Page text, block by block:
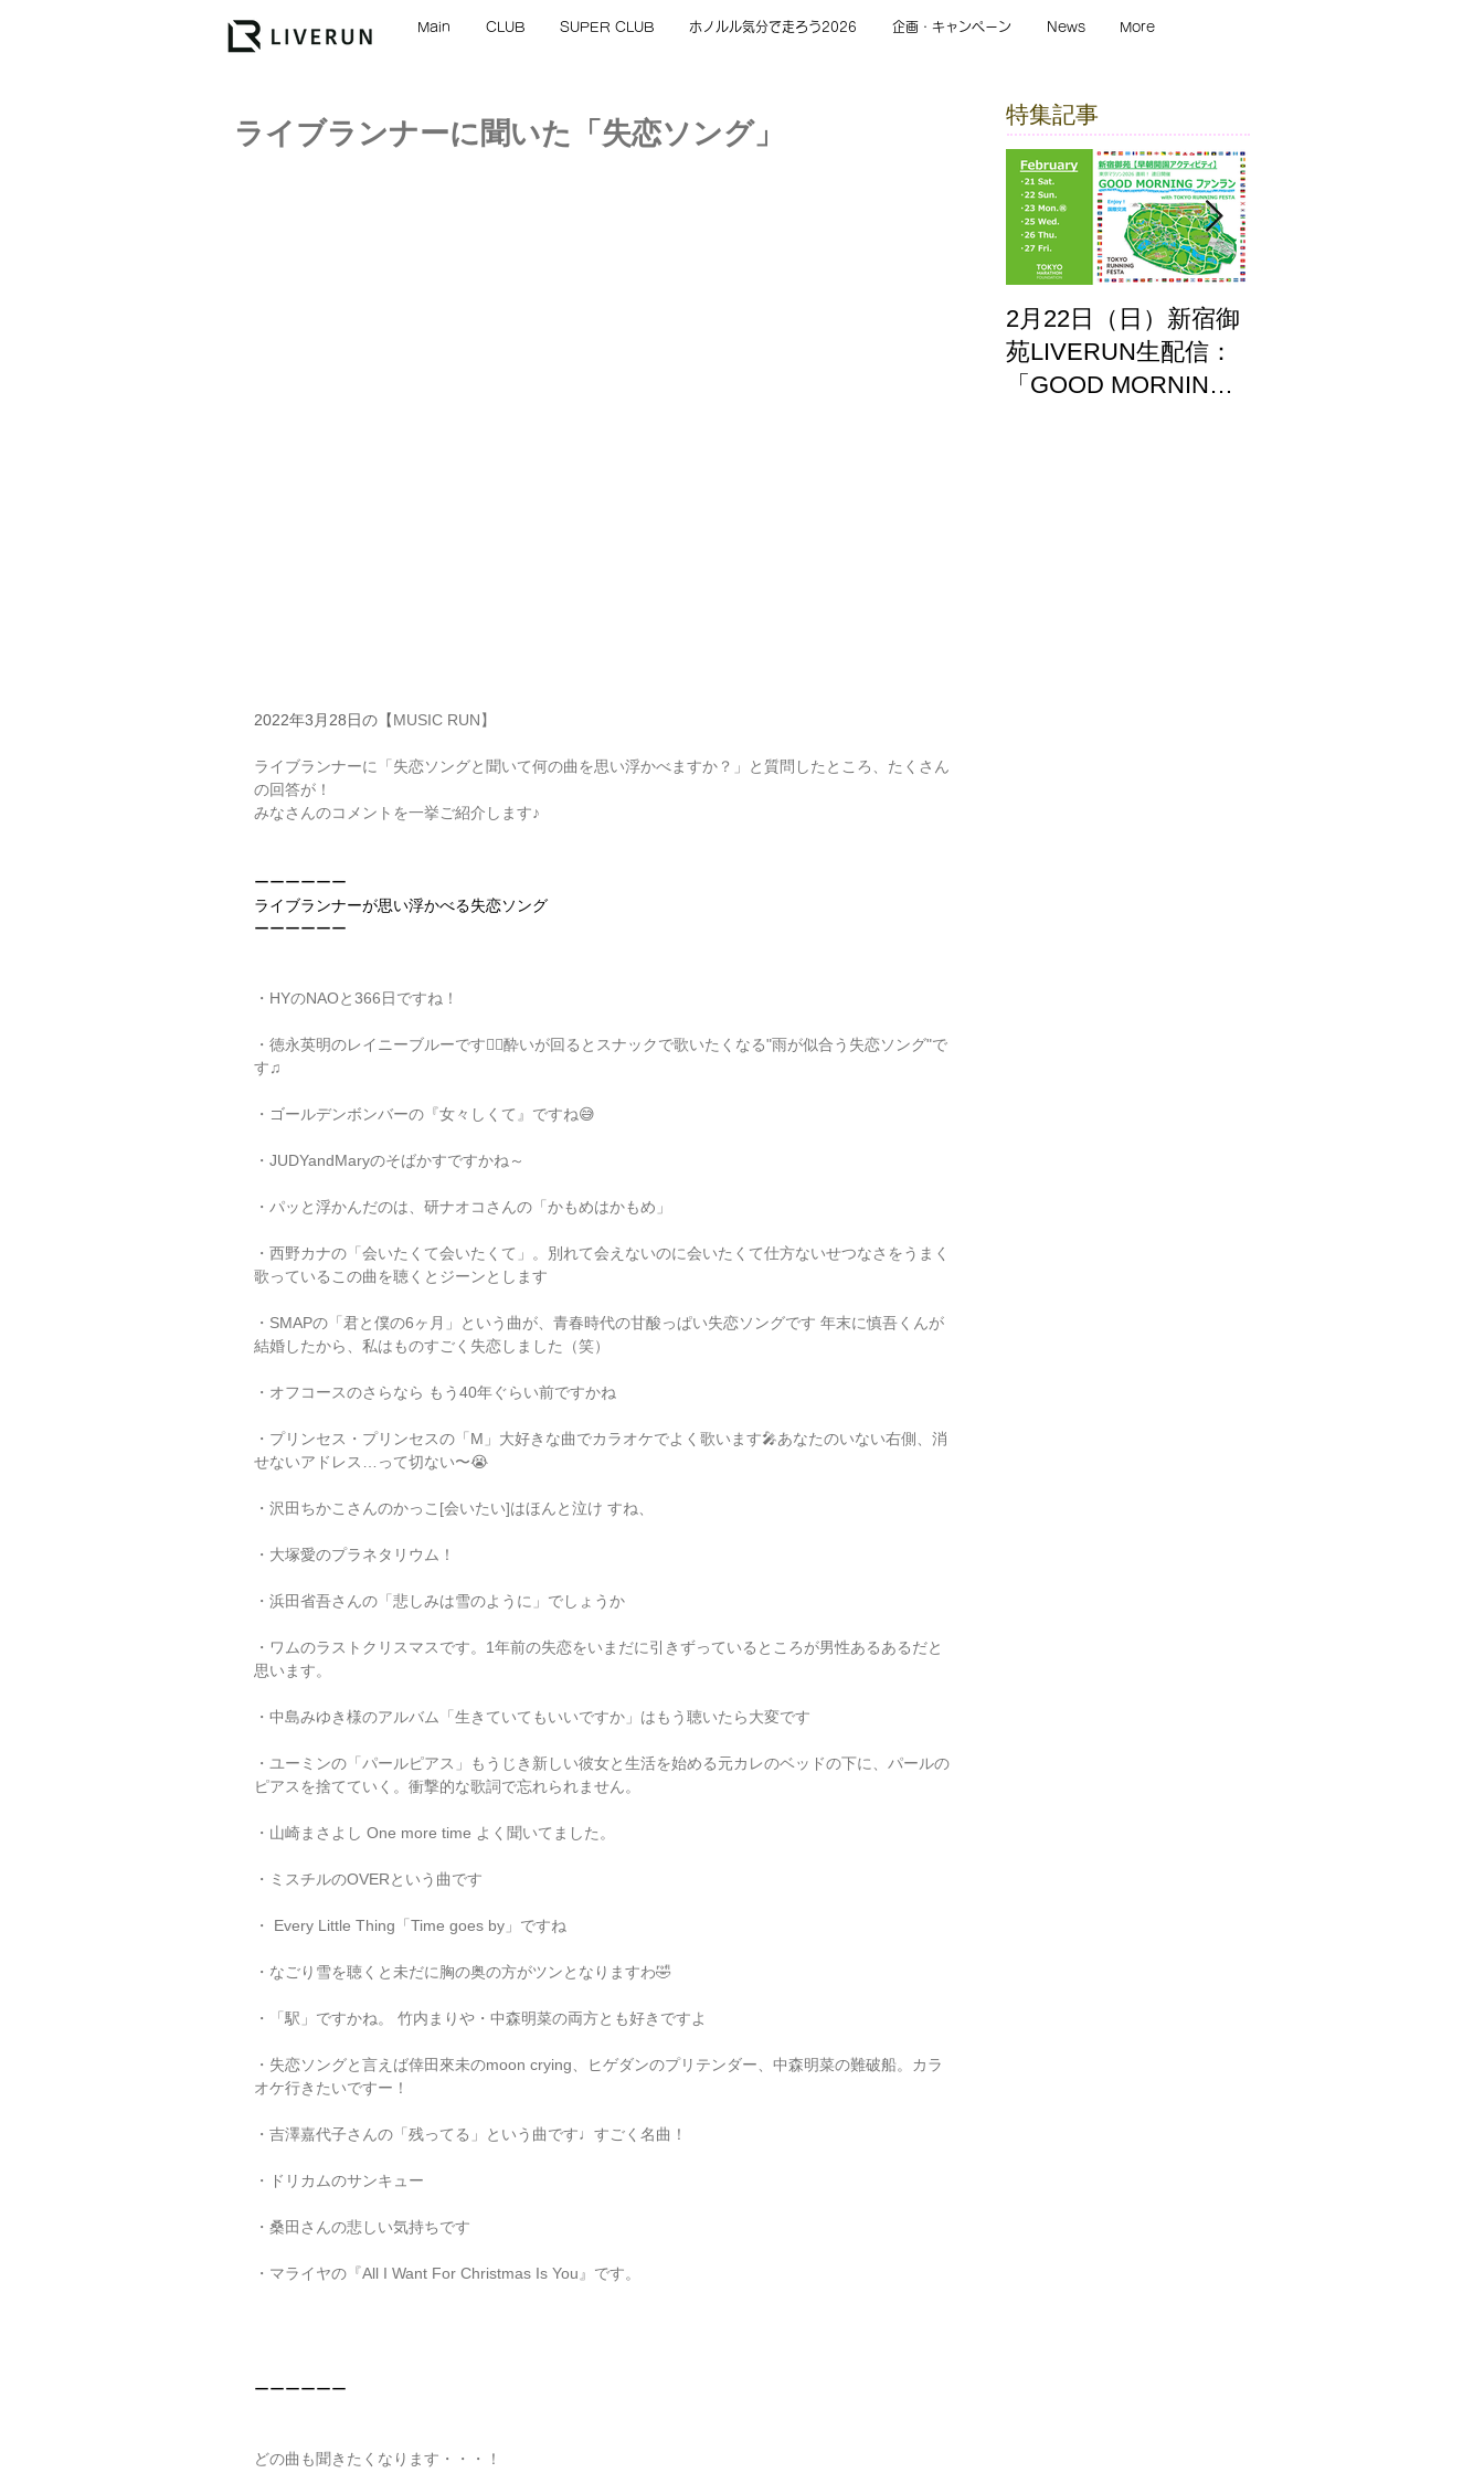
Main CLUB SUPER CLUB ホノルル気分で走ろう2026 企画・キャンペーン News More
ライブランナーに聞いた「失恋ソング」
2022年3月28日の【MUSIC RUN】
ライブランナーに「失恋ソングと聞いて何の曲を思い浮かべますか？」と質問したところ、たくさん
の回答が！
みなさんのコメントを一挙ご紹介します♪
ーーーーーー
ライブランナーが思い浮かべる失恋ソング
ーーーーーー
・HYのNAOと366日ですね！
・徳永英明のレイニーブルーです🙋‍♂️酔いが回るとスナックで歌いたくなる"雨が似合う失恋ソング"で
す♫
・ゴールデンボンバーの『女々しくて』ですね😅
・JUDYandMaryのそばかすですかね～
・パッと浮かんだのは、研ナオコさんの「かもめはかもめ」
・西野カナの「会いたくて会いたくて」。別れて会えないのに会いたくて仕方ないせつなさをうまく
歌っているこの曲を聴くとジーンとします
・SMAPの「君と僕の6ヶ月」という曲が、青春時代の甘酸っぱい失恋ソングです 年末に慎吾くんが
結婚したから、私はものすごく失恋しました（笑）
・オフコースのさらなら もう40年ぐらい前ですかね
・プリンセス・プリンセスの「M」大好きな曲でカラオケでよく歌います🎤あなたのいない右側、消
せないアドレス…って切ない〜😭
・沢田ちかこさんのかっこ[会いたい]はほんと泣け すね、
・大塚愛のプラネタリウム！
・浜田省吾さんの「悲しみは雪のように」でしょうか
・ワムのラストクリスマスです。1年前の失恋をいまだに引きずっているところが男性あるあるだと
思います。
・中島みゆき様のアルバム「生きていてもいいですか」はもう聴いたら大変です
・ユーミンの「パールピアス」もうじき新しい彼女と生活を始める元カレのベッドの下に、パールの
ピアスを捨てていく。衝撃的な歌詞で忘れられません。
・山崎まさよし One more time よく聞いてました。
・ミスチルのOVERという曲です
・ Every Little Thing「Time goes by」ですね
・なごり雪を聴くと未だに胸の奥の方がツンとなりますわ🤣
・「駅」ですかね。 竹内まりや・中森明菜の両方とも好きですよ
・失恋ソングと言えば倖田來未のmoon crying、ヒゲダンのプリテンダー、中森明菜の難破船。カラ
オケ行きたいですー！
・吉澤嘉代子さんの「残ってる」という曲です♩すごく名曲！
・ドリカムのサンキュー
・桑田さんの悲しい気持ちです
・マライヤの『All I Want For Christmas Is You』です。
ーーーーーー
どの曲も聞きたくなります・・・！
特集記事
2月22日（日）新宿御
苑LIVERUN生配信：
「GOOD MORNING